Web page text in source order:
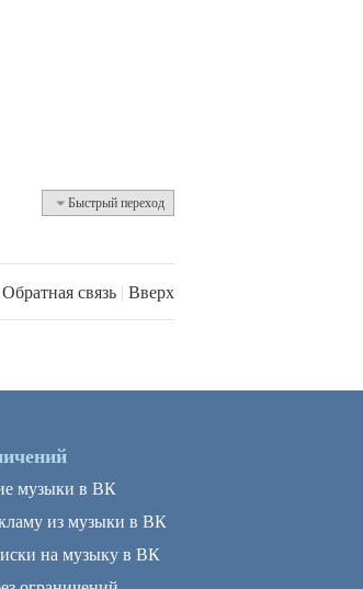
Быстрый переход
Обратная связь | Вверх
музыки в ВК
из музыки в ВК
на музыку в ВК